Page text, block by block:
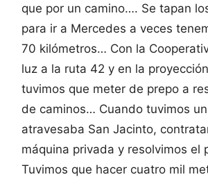
que por un camino…. Se tapan
para ir a Mercedes a veces
70 kilómetros… Con la
luz a la ruta 42 y en la
tuvimos que meter de prepo a
de caminos… Cuando tuvimos
atravesaba San Jacinto,
máquina privada y resolvimos el
Tuvimos que hacer cuatro mil